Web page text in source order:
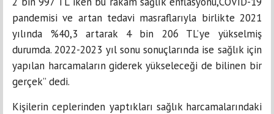
pandemisi ve artan tedavi masraflarıyla birlikte 2021
yılında %40,3 artarak 4 bin 206 TL’ye yükselmiş
durumda. 2022-2023 yıl sonu sonuçlarında ise sağlık için
yapılan harcamaların giderek yükseleceği de bilinen bir
gerçek” dedi.
Kişilerin ceplerinden yaptıkları sağlık harcamalarındaki